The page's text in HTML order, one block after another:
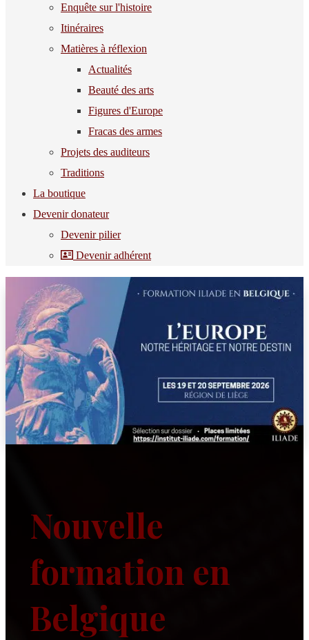
Enquête sur l'histoire
Itinéraires
Matières à réflexion
Actualités
Beauté des arts
Figures d'Europe
Fracas des armes
Projets des auditeurs
Traditions
La boutique
Devenir donateur
Devenir pilier
Devenir adhérent
Nouvelle
formation en
Belgique